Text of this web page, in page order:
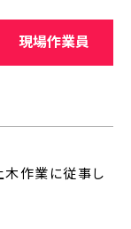
現場作業員
木作業に従事し